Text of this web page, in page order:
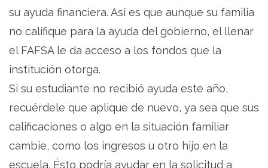
su ayuda financiera. Así es que aunque su familia
no califique para la ayuda del gobierno, el llenar
el FAFSA le da acceso a los fondos que la
institución otorga.
Si su estudiante no recibió ayuda este año,
recuérdele que aplique de nuevo, ya sea que sus
calificaciones o algo en la situación familiar
cambie, como los ingresos u otro hijo en la
escuela. Ésto podría ayudar en la solicitud a